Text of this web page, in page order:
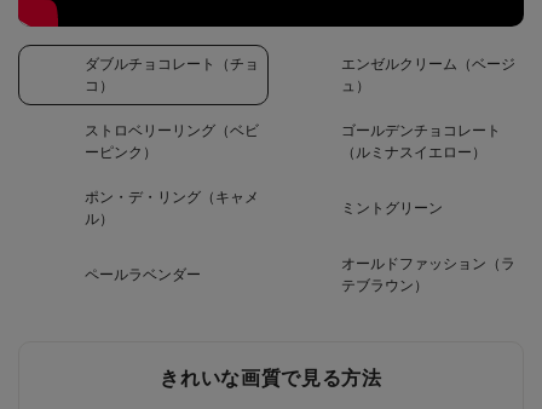
ダブルチョコレート（チョ
コ）
エンゼルクリーム（ベージ
ュ）
ストロベリーリング（ベビ
ーピンク）
ゴールデンチョコレート
（ルミナスイエロー）
ポン・デ・リング（キャメ
ル）
ミントグリーン
ペールラベンダー
オールドファッション（ラ
テブラウン）
きれいな画質で見る方法